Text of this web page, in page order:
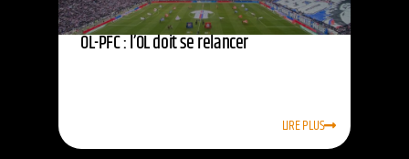
OL-PFC : l’OL doit se relancer
LIRE PLUS